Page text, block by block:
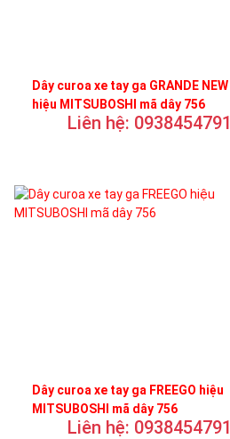
Dây curoa xe tay ga GRANDE NEW
hiệu MITSUBOSHI mã dây 756
Liên hệ: 0938454791
Dây curoa xe tay ga FREEGO hiệu
MITSUBOSHI mã dây 756
Liên hệ: 0938454791